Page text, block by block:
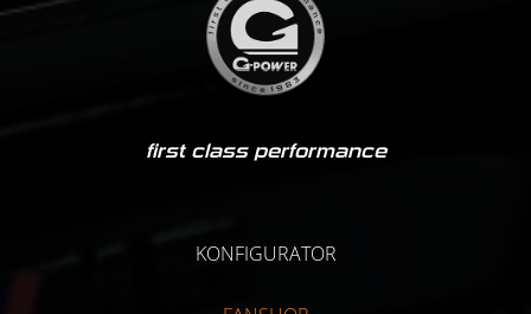
first class performance
KONFIGURATOR